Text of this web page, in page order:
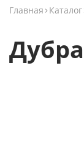
Главная Каталог